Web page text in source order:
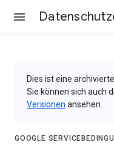
Dies ist eine
Sie können sich auch
Versionen ansehen.
GOOGLE